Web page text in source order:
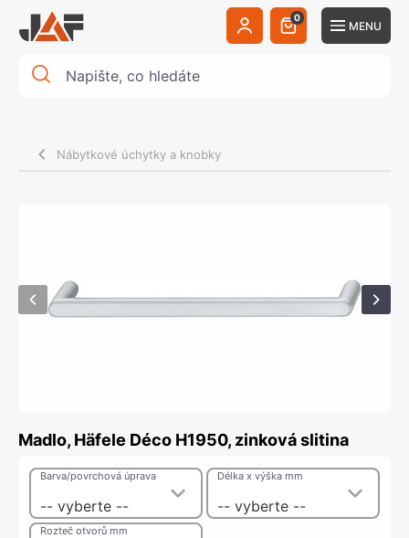
0
MENU
Nábytkové úchytky a knobky
Madlo, Häfele Déco H1950, zinková slitina
-- vyberte --
Barva/povrchová úprava
-- vyberte --
Délka x výška mm
Rozteč otvorů mm